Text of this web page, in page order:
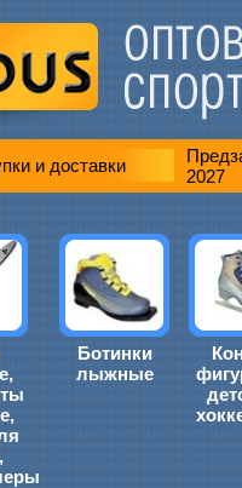
и доставки
2027
Ботинки
лыжные